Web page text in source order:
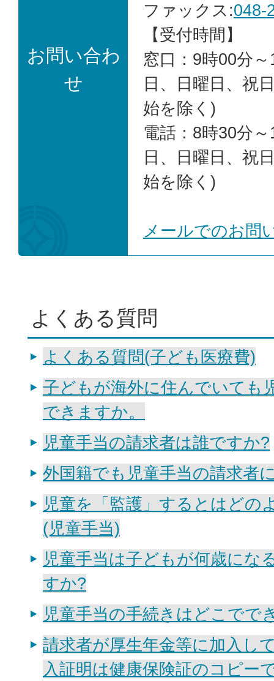
お問い合わ
せ
ファックス:048-
【受付時間】
窓口：9時00分
日、日曜日、祝
始を除く)
電話：8時30分
日、日曜日、祝
始を除く)
メールでのお問
よくある質問
よくある質問(子ども医療費)
子どもが海外に住んでいても
できますか。
児童手当の請求者は誰ですか?
外国籍でも児童手当の請求者
児童を「監護」するとはどの
(児童手当)
児童手当は子どもが何歳にな
すか?
児童手当の手続きはどこでで
請求者が厚生年金等に加入し
入証明は健康保険証のコピー